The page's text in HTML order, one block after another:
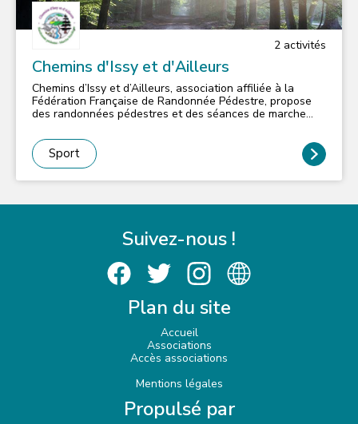
2 activités
Chemins d'Issy et d'Ailleurs
Chemins d’Issy et d’Ailleurs, association affiliée à la
Fédération Française de Randonnée Pédestre, propose
des randonnées pédestres et des séances de marche
conviviale. Nos sorties, effectuées en transport en
commun, nous emmènent dans toute la région Ile-de-
France. Elles sont encadrées par des animateurs
bénévoles, diplômés FFRandonnée.
Sport
Suivez-nous !
Plan du site
Accueil
Associations
Accès associations
Mentions légales
Propulsé par